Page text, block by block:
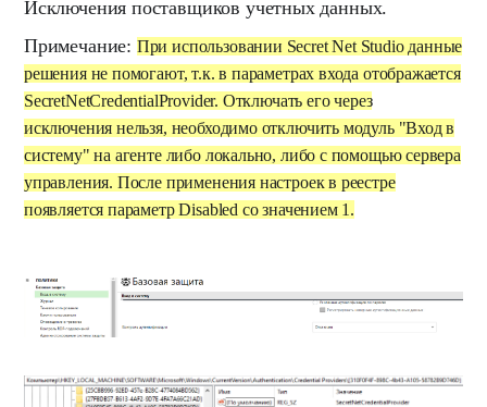
Исключения поставщиков учетных данных.
Примечание: При использовании Secret Net Studio данные
решения не помогают, т.к. в параметрах входа отображается
SecretNetCredentialProvider. Отключать его через
исключения нельзя, необходимо отключить модуль "Вход в
систему" на агенте либо локально, либо с помощью сервера
управления. После применения настроек в реестре
появляется параметр Disabled со значением 1.